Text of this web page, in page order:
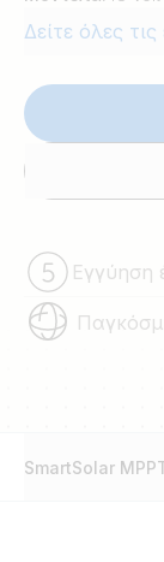
Δείτε όλες τις
Εγγύηση
SmartSolar